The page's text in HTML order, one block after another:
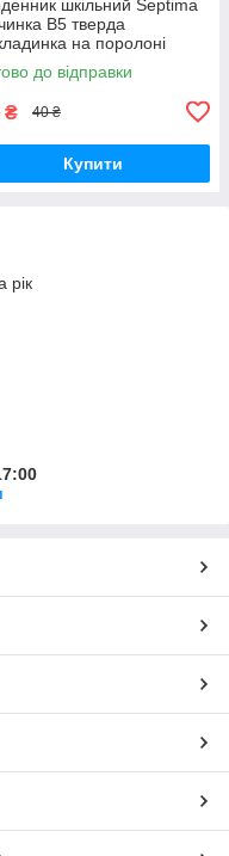
шкільний Septima
В5 тверда
на поролоні
до відправки
₴ 40 ₴
Купити
рік